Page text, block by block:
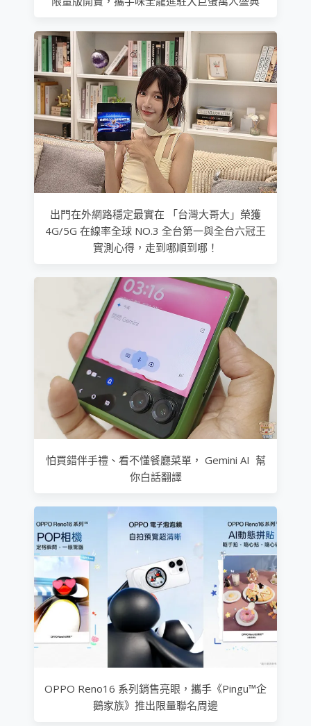
出門在外網路穩定最實在 「台灣大哥大」榮獲
4G/5G 在線率全球 NO.3 全台第一與全台六冠王
實測心得，走到哪順到哪！
怕買錯伴手禮、看不懂餐廳菜單， Gemini AI 幫
你白話翻譯
OPPO Reno16 系列銷售亮眼，攜手《Pingu™企
鵝家族》推出限量聯名周邊